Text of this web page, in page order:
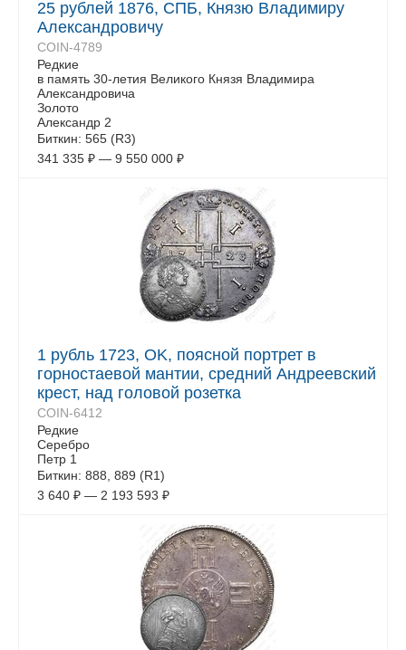
25 рублей 1876, СПБ, Князю Владимиру
Александровичу
COIN-4789
Редкие
в память 30-летия Великого Князя Владимира
Александровича
Золото
Александр 2
Биткин: 565 (R3)
341 335 ₽ — 9 550 000 ₽
1 рубль 1723, OK, поясной портрет в
горностаевой мантии, средний Андреевский
крест, над головой розетка
COIN-6412
Редкие
Серебро
Петр 1
Биткин: 888, 889 (R1)
3 640 ₽ — 2 193 593 ₽